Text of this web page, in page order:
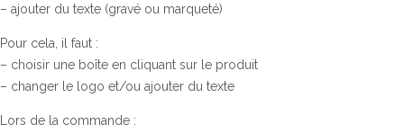
– ajouter du texte (gravé ou marqueté)
Pour cela, il faut :
– choisir une boîte en cliquant sur le produit
– changer le logo et/ou ajouter du texte
Lors de la commande :